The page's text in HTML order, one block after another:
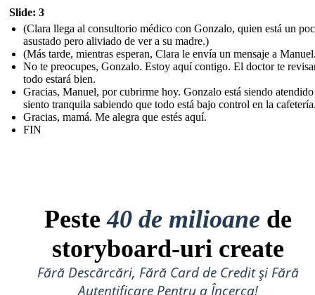
Slide: 3
(Clara llega al consultorio médico con Gonzalo, quien está un
asustado pero aliviado de ver a su madre.)
(Más tarde, mientras esperan, Clara le envía un mensaje a
No te preocupes, Gonzalo. Estoy aquí contigo. El doctor te
todo estará bien.
Gracias, Manuel, por cubrirme hoy. Gonzalo está siendo
siento tranquila sabiendo que todo está bajo control en la
Gracias, mamá. Me alegra que estés aquí.
FIN
Peste40 de milioane de
storyboard-uri create
Fără Descărcări, Fără Card de Credit și Fără
Autentificare Pentru a Încerca!